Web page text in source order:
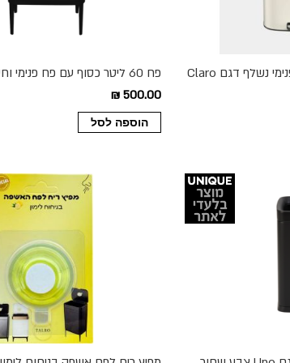
פח 60 ליטר דוושה עם פח פנימי נשלף דגם Claro
פח 60 ליטר כסוף עם פח פנימי
FUTURE
500.00 ₪
הוספה לסל